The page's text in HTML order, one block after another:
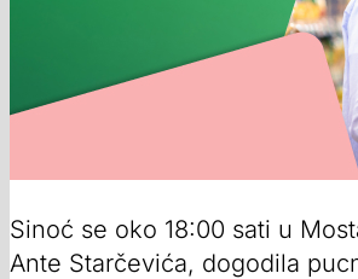
Sinoć se oko 18:00 sati u
Ante Starčevića, dogodila